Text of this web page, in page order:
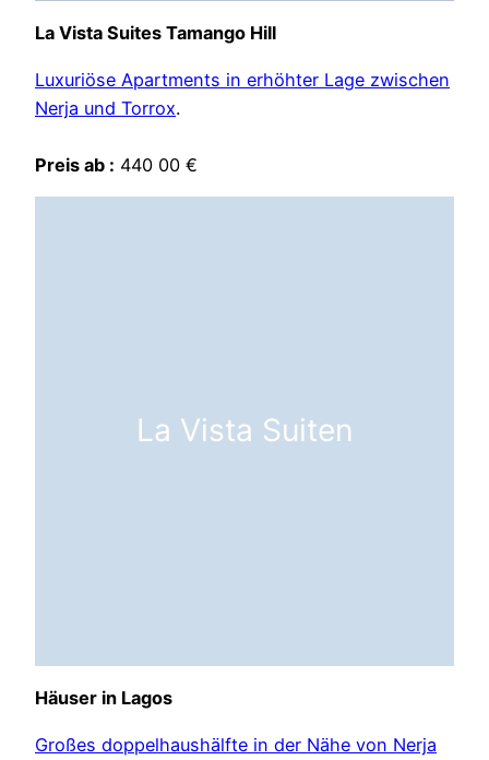
La Vista Suites Tamango Hill
Luxuriöse Apartments in erhöhter Lage zwischen
Nerja und Torrox.
Preis ab : 440 00 €
La Vista Suiten
Häuser in Lagos
Großes doppelhaushälfte in der Nähe von Nerja